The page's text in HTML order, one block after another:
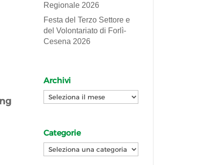
Regionale 2026
Festa del Terzo Settore e
del Volontariato di Forlì-
Cesena 2026
Archivi
Archivi
Categorie
Categorie